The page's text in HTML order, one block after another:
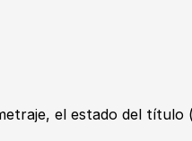
el estado del